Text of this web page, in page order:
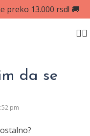
preko 13.000 rsd! 🚚
da se
pm